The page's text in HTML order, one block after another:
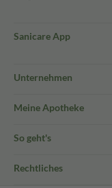
Sanicare App
Unternehmen
Meine Apotheke
So geht's
Rechtliches